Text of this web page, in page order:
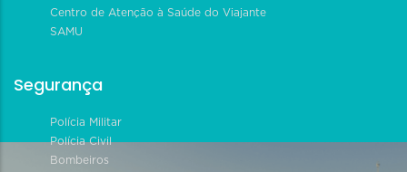
Centro de Atenção à Saúde do Viajante
SAMU
Segurança
Polícia Militar
Polícia Civil
Bombeiros